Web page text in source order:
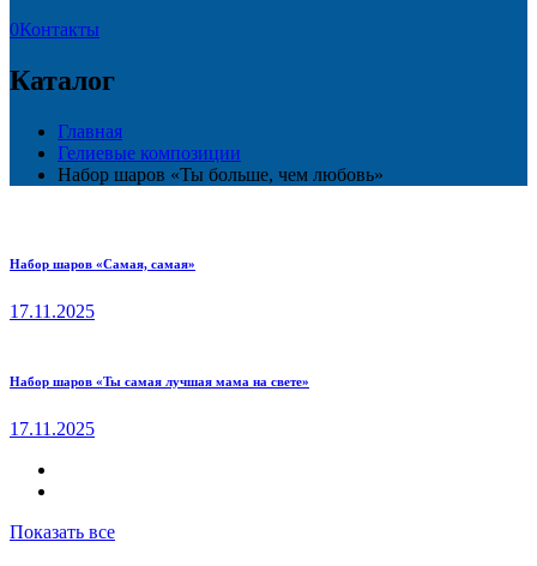
0Контакты
Каталог
Главная
Гелиевые композиции
Набор шаров «Ты больше, чем любовь»
Набор шаров «Самая, самая»
17.11.2025
Набор шаров «Ты самая лучшая мама на свете»
17.11.2025
Показать все